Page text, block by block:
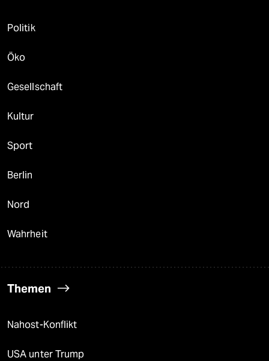
Politik
Öko
Gesellschaft
Kultur
Sport
Berlin
Nord
Wahrheit
Themen
Nahost-Konflikt
USA unter Trump